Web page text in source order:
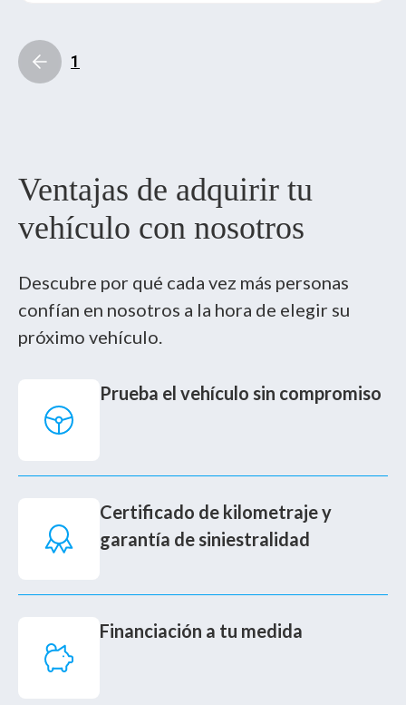
1
Ventajas de adquirir tu
vehículo con nosotros
Descubre por qué cada vez más personas
confían en nosotros a la hora de elegir su
próximo vehículo.
Prueba el vehículo sin compromiso
Certificado de kilometraje y
garantía de siniestralidad
Financiación a tu medida